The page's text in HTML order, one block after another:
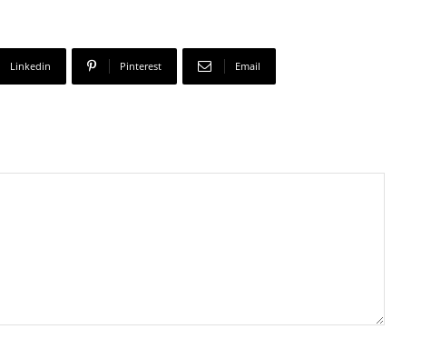
Linkedin Pinterest Email